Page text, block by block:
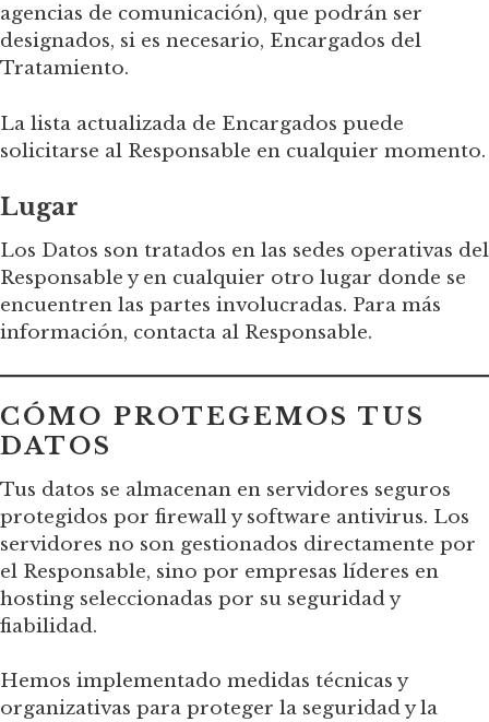
agencias de comunicación), que podrán ser
designados, si es necesario, Encargados del
Tratamiento.
La lista actualizada de Encargados puede
solicitarse al Responsable en cualquier momento.
Lugar
Los Datos son tratados en las sedes operativas del
Responsable y en cualquier otro lugar donde se
encuentren las partes involucradas. Para más
información, contacta al Responsable.
CÓMO PROTEGEMOS TUS
DATOS
Tus datos se almacenan en servidores seguros
protegidos por firewall y software antivirus. Los
servidores no son gestionados directamente por
el Responsable, sino por empresas líderes en
hosting seleccionadas por su seguridad y
fiabilidad.
Hemos implementado medidas técnicas y
organizativas para proteger la seguridad y la